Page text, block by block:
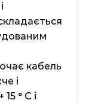
кабель
і
° С і